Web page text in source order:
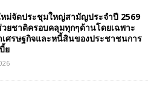
ม่จัดประชุมใหญ่สามัญประจำปี 2569
ยชาติครอบคลุมทุกๆด้านโดยเฉพาะ
ศรษฐกิจและหนี้สินของประชาชนการ
ย